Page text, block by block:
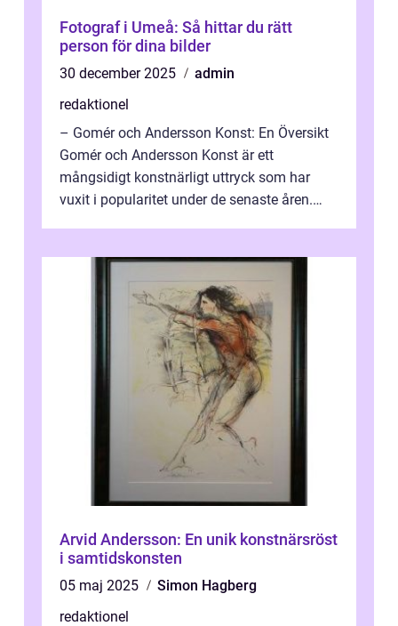
Fotograf i Umeå: Så hittar du rätt
person för dina bilder
30 december 2025
admin
redaktionel
– Gomér och Andersson Konst: En Översikt
Gomér och Andersson Konst är ett
mångsidigt konstnärligt uttryck som har
vuxit i popularitet under de senaste åren.
Arvid Andersson: En unik konstnärsröst
i samtidskonsten
05 maj 2025
Simon Hagberg
redaktionel